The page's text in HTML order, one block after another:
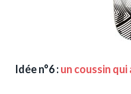
Idée n°6 :un coussin